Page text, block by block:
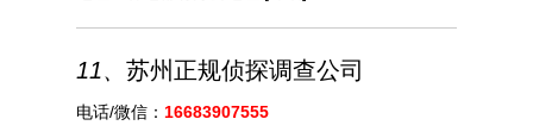
11、 苏州正规侦探调查公司
电话/微信： 16683907555